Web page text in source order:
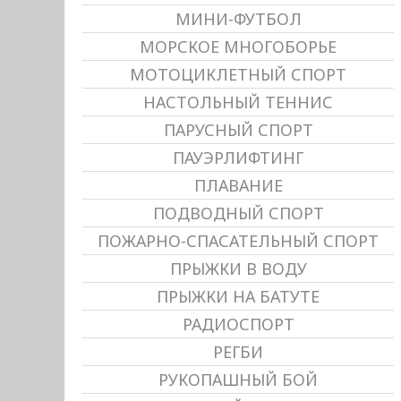
МИНИ-ФУТБОЛ
МОРСКОЕ МНОГОБОРЬЕ
МОТОЦИКЛЕТНЫЙ СПОРТ
НАСТОЛЬНЫЙ ТЕННИС
ПАРУСНЫЙ СПОРТ
ПАУЭРЛИФТИНГ
ПЛАВАНИЕ
ПОДВОДНЫЙ СПОРТ
ПОЖАРНО-СПАСАТЕЛЬНЫЙ СПОРТ
ПРЫЖКИ В ВОДУ
ПРЫЖКИ НА БАТУТЕ
РАДИОСПОРТ
РЕГБИ
РУКОПАШНЫЙ БОЙ